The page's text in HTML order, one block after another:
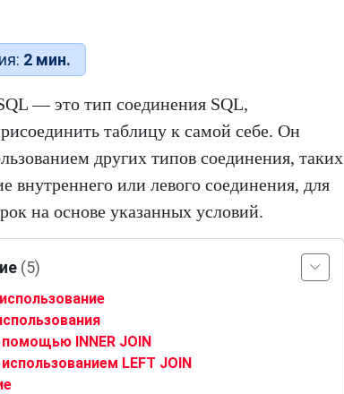
2 мин.
— это тип соединения SQL,
таблицу к самой себе. Он
других типов соединения, таких
внутреннего или левого соединения, для
на основе указанных условий.
(5)
INNER JOIN
LEFT JOIN